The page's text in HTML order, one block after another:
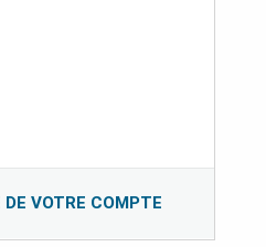
VOTRE COMPTE